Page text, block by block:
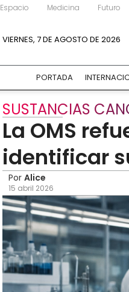
Espacio Medicina Futuro
VIERNES, 7 DE AGOSTO DE 2026
PORTADA
SUSTANCIAS
La OMS
identificar
Por Alice
15 abril 2026